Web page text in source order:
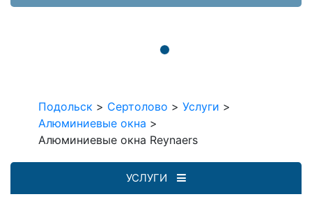
Подольск > Сертолово > Услуги >
Алюминиевые окна >
Алюминиевые окна Reynaers
УСЛУГИ